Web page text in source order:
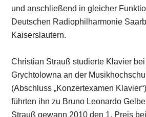
und anschließend in gleicher
Deutschen Radiophilharmonie
Kaiserslautern.
Christian Strauß studierte Klavier
Grychtolowna an der
(Abschluss „Konzertexamen
führten ihn zu Bruno Leonardo
Strauß gewann 2010 den 1. Preis